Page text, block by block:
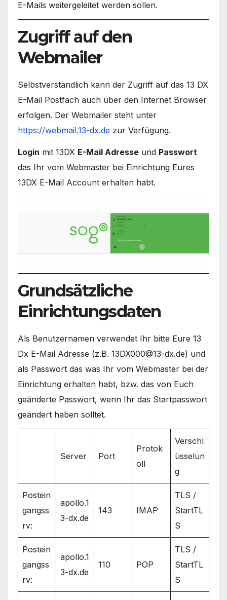
E-Mails weitergeleitet werden sollen.
Zugriff auf den
Webmailer
Selbstverständlich kann der Zugriff auf das 13 DX
E-Mail Postfach auch über den Internet Browser
erfolgen. Der Webmailer steht unter
https://webmail.13-dx.de zur Verfügung.
Login mit 13DX E-Mail Adresse und Passwort
das Ihr vom Webmaster bei Einrichtung Eures
13DX E-Mail Account erhalten habt.
Grundsätzliche
Einrichtungsdaten
Als Benutzernamen verwendet Ihr bitte Eure 13
Dx E-Mail Adresse (z.B. 13DX000@13-dx.de) und
als Passwort das was Ihr vom Webmaster bei der
Einrichtung erhalten habt, bzw. das von Euch
geänderte Passwort, wenn Ihr das Startpasswort
geändert haben solltet.
Server Port
Protok
oll
Verschl
üsselun
g
Postein
gangss
rv:
apollo.1
3-dx.de
143 IMAP
TLS /
StartTL
S
Postein
gangss
rv:
apollo.1
3-dx.de
110 POP
TLS /
StartTL
S